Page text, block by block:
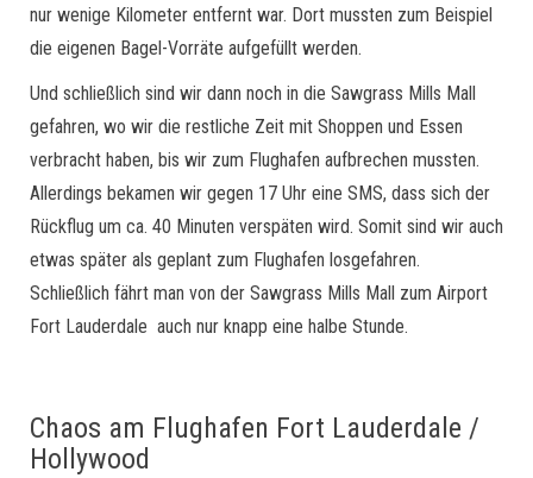
nur wenige Kilometer entfernt war. Dort mussten zum Beispiel
die eigenen Bagel-Vorräte aufgefüllt werden.
Und schließlich sind wir dann noch in die Sawgrass Mills Mall
gefahren, wo wir die restliche Zeit mit Shoppen und Essen
verbracht haben, bis wir zum Flughafen aufbrechen mussten.
Allerdings bekamen wir gegen 17 Uhr eine SMS, dass sich der
Rückflug um ca. 40 Minuten verspäten wird. Somit sind wir auch
etwas später als geplant zum Flughafen losgefahren.
Schließlich fährt man von der Sawgrass Mills Mall zum Airport
Fort Lauderdale auch nur knapp eine halbe Stunde.
Chaos am Flughafen Fort Lauderdale /
Hollywood